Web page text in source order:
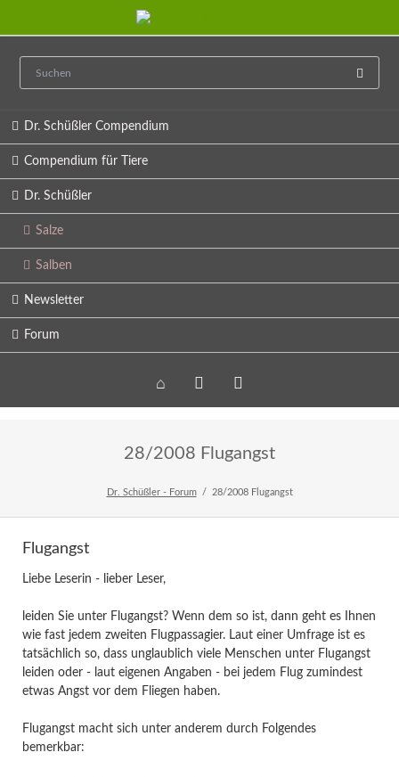
Dr. Schüßler Compendium
Compendium für Tiere
Dr. Schüßler
Salze
Salben
Newsletter
Forum
Home Veranstaltungen
Newsletter
28/2008 Flugangst
Dr. Schüßler - Forum 28/2008 Flugangst
Flugangst
Liebe Leserin - lieber Leser,
leiden Sie unter Flugangst? Wenn dem so ist, dann geht es Ihnen
wie fast jedem zweiten Flugpassagier. Laut einer Umfrage ist es
tatsächlich so, dass unglaublich viele Menschen unter Flugangst
leiden oder - laut eigenen Angaben - bei jedem Flug zumindest
etwas Angst vor dem Fliegen haben.
Flugangst macht sich unter anderem durch Folgendes
bemerkbar: